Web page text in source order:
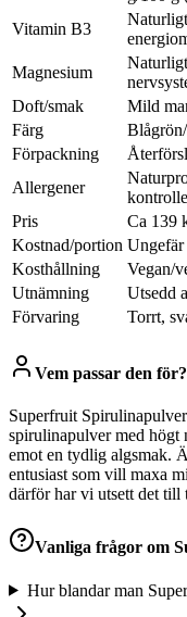
Vitamin B3
Magnesium
Doft/smak
Mild
Färg
Förpackning
Allergener
Pris
Ca 139
Kostnad/portion Ungefär
Kosthållning
Vegan/
Utnämning
Utsedd
Förvaring
Torrt,
Vem passar den för?
Superfruit
spirulinapulver med högt
emot en tydlig algsmak.
entusiast som vill maxa
därför har vi utsett det till
Vanliga frågor om
Hur blandar man